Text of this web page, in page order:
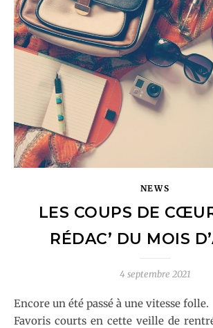
NEWS
LES COUPS DE
RÉDAC’ DU MOIS
4 septembre 2021
Encore un été passé à une vitesse folle.
Favoris courts en cette veille de